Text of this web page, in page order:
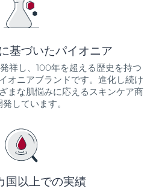
基づいたパイオニア
祥し、100年を超える歴史を持つ
オニアブランドです。進化し続け
まな肌悩みに応えるスキンケア商
しています。
国以上での実績